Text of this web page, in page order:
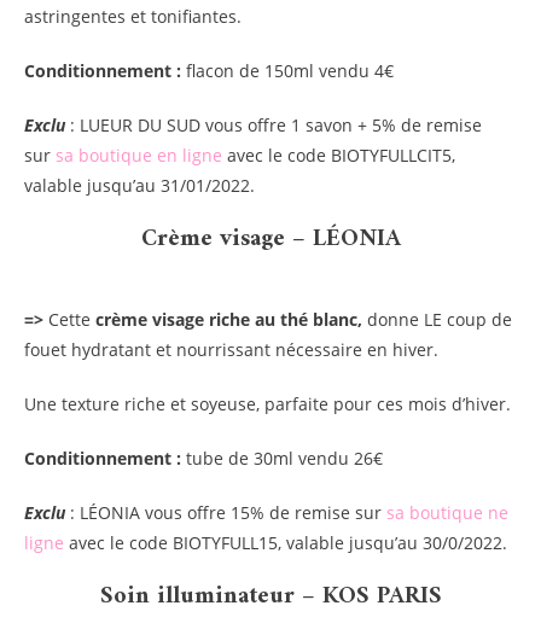
astringentes et tonifiantes.
Conditionnement : flacon de 150ml vendu 4€
Exclu : LUEUR DU SUD vous offre 1 savon + 5% de remise
sur sa boutique en ligne avec le code BIOTYFULLCIT5,
valable jusqu’au 31/01/2022.
Crème visage – LÉONIA
=> Cette crème visage riche au thé blanc, donne LE coup de
fouet hydratant et nourrissant nécessaire en hiver.
Une texture riche et soyeuse, parfaite pour ces mois d’hiver.
Conditionnement : tube de 30ml vendu 26€
Exclu : LÉONIA vous offre 15% de remise sur sa boutique ne
ligne avec le code BIOTYFULL15, valable jusqu’au 30/0/2022.
Soin illuminateur – KOS PARIS